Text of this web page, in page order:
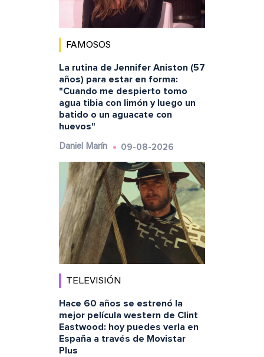
FAMOSOS
La rutina de Jennifer Aniston (57
años) para estar en forma:
"Cuando me despierto tomo
agua tibia con limón y luego un
batido o un aguacate con
huevos"
Daniel Marín 09-08-2026
TELEVISIÓN
Hace 60 años se estrenó la
mejor película western de Clint
Eastwood: hoy puedes verla en
España a través de Movistar
Plus